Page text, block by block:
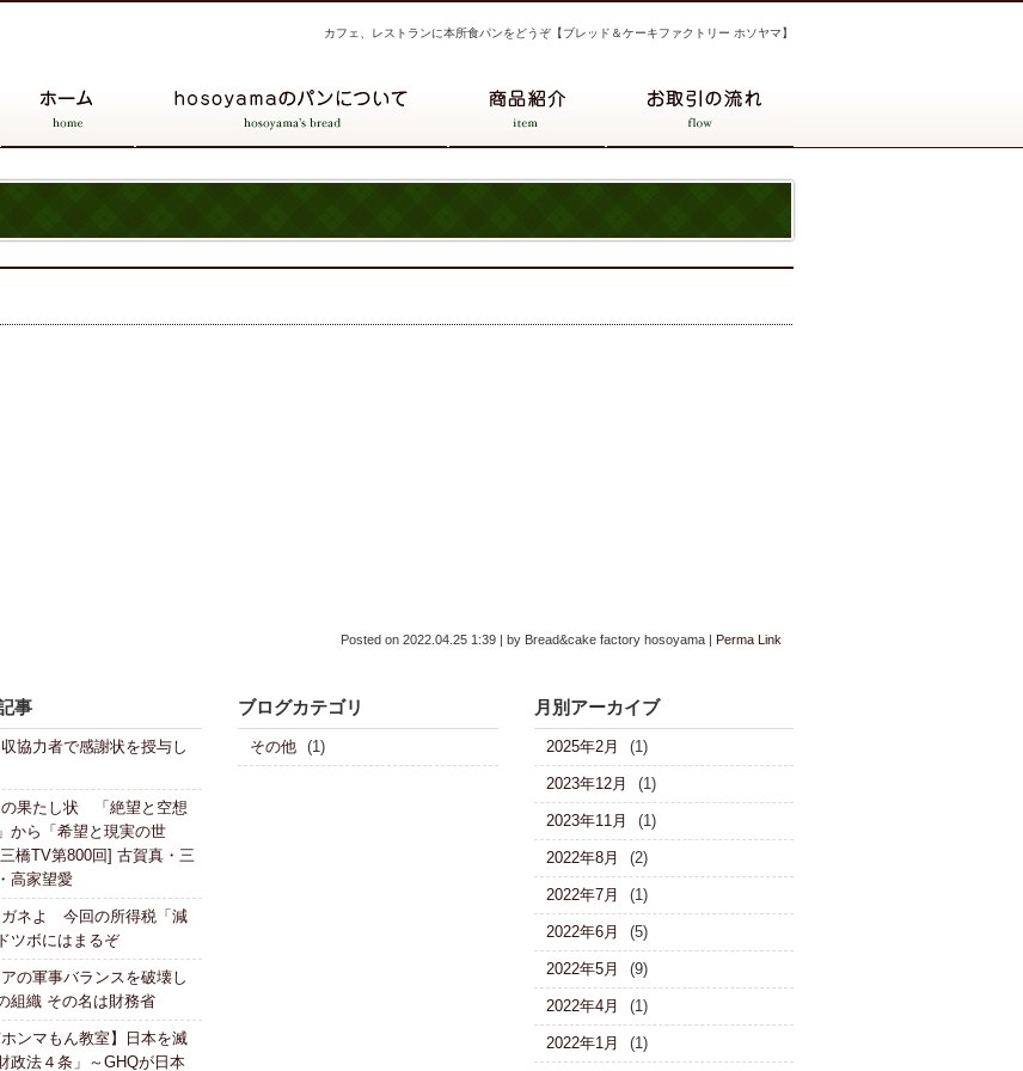
カフェ、レストランに本所食パンをどうぞ【ブレッド＆ケーキファクトリー ホソヤマ】
Posted on 2022.04.25 1:39 by Bread&cake factory hosoyama Perma Link
事
協力者で感謝状を授与し
の果たし状 「絶望と空想
から「希望と現実の世
橋TV第800回] 古賀真・三
高家望愛
ネよ 今回の所得税「減
ツボにはまるぞ
の軍事バランスを破壊し
組織 その名は財務省
ホンマもん教室】日本を滅
政法４条」～GHQが日本
ブログカテゴリ
その他 (1)
月別アーカイブ
2025年2月 (1)
2023年12月 (1)
2023年11月 (1)
2022年8月 (2)
2022年7月 (1)
2022年6月 (5)
2022年5月 (9)
2022年4月 (1)
2022年1月 (1)